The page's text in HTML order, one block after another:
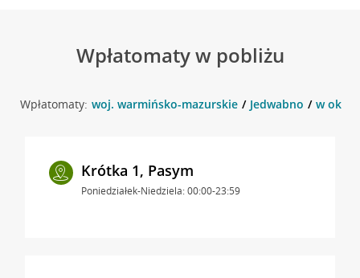
Wpłatomaty w pobliżu
Wpłatomaty: woj. warmińsko-mazurskie Jedwabno w
Krótka 1, Pasym
Poniedziałek-Niedziela: 00:00-23:59